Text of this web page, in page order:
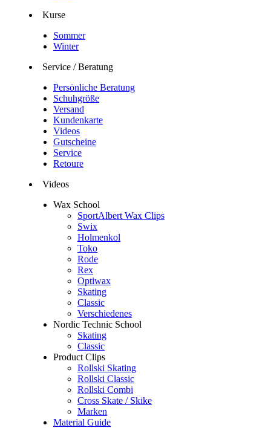
Kurse
Sommer
Winter
Service / Beratung
Persönliche Beratung
Schuhgröße
Versand
Kundenkarte
Videos
Gutscheine
Service
Retoure
Videos
Wax School
SportAlbert Wax Clips
Swix
Holmenkol
Toko
Rode
Rex
Optiwax
Skating
Classic
Verschiedenes
Nordic Technic School
Skating
Classic
Product Clips
Rollski Skating
Rollski Classic
Rollski Combi
Cross Skate / Skike
Marken
Material Guide